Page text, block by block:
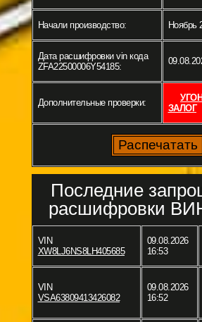
Начали производство: Ноябрь
Дата расшифровки vin кода
ZFA22500006Y54185:
Дополнительные проверки: УГОН
ЗАЛОГ
Последние
расшифровки
VIN
XW8LJ6NS8LH405685
09.08.2026
16:53
VIN
VSA63809413426082
09.08.2026
16:52